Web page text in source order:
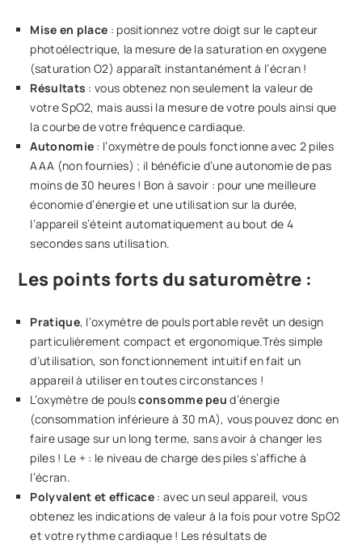
Mise en place : positionnez votre doigt sur le capteur
photoélectrique, la mesure de la saturation en oxygene
(saturation O2) apparaît instantanément à l’écran !
Résultats : vous obtenez non seulement la valeur de
votre SpO2, mais aussi la mesure de votre pouls ainsi que
la courbe de votre fréquence cardiaque.
Autonomie : l’oxymètre de pouls fonctionne avec 2 piles
AAA (non fournies) ; il bénéficie d’une autonomie de pas
moins de 30 heures ! Bon à savoir : pour une meilleure
économie d’énergie et une utilisation sur la durée,
l’appareil s’éteint automatiquement au bout de 4
secondes sans utilisation.
Les points forts du saturomètre :
Pratique, l’oxymètre de pouls portable revêt un design
particulièrement compact et ergonomique.Très simple
d’utilisation, son fonctionnement intuitif en fait un
appareil à utiliser en toutes circonstances !
L’oxymètre de poulsconsomme peu d’énergie
(consommation inférieure à 30 mA), vous pouvez donc en
faire usage sur un long terme, sans avoir à changer les
piles ! Le + : le niveau de charge des piles s’affiche à
l’écran.
Polyvalent et efficace : avec un seul appareil, vous
obtenez les indications de valeur à la fois pour votre SpO2
et votre rythme cardiaque ! Les résultats de